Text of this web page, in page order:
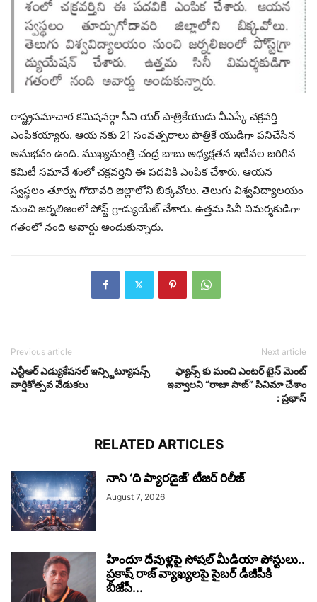
రాష్ట్రసమాచార కమిషనర్గా సీని యర్ పాత్రికేయుడు వీఎస్కే చక్రవర్తి
ఎంపికయ్యారు. ఆయ నకు 21 సంవత్సరాలు పాత్రికే యుడిగా పనిచేసిన
అనుభవం ఉంది. ముఖ్యమంత్రి చంద్ర బాబు అధ్యక్షతన ఇటీవల జరిగిన
కమిటీ సమావే శంలో చక్రవర్తిని ఈ పదవికి ఎంపిక చేశారు. ఆయన
స్వస్థలం తూర్పు గోదావరి జిల్లాలోని బిక్కవోలు. తెలుగు విశ్వవిద్యాలయం
నుంచి జర్నలిజంలో పోస్ట్ గ్రాడ్యుయేట్ చేశారు. ఉత్తమ సినీ విమర్శకుడిగా
గతంలో నంది అవార్డు అందుకున్నారు.
Previous article
ఎన్టీఆర్ ఎడ్యుకేషనల్ ఇన్స్టిట్యూషన్స్
వార్షికోత్సవ వేడుకలు
Next article
ఫ్యాన్స్ కు మంచి ఎంటర్ టైన్ మెంట్
ఇవ్వాలని “రాజా సాబ్” సినిమా చేశాం
: ప్రభాస్
RELATED ARTICLES
నాని ‘ది ప్యారడైజ్’ టీజర్‌ రిలీజ్
August 7, 2026
హిందూ దేవుళ్లపై సోషల్ మీడియా పోస్టులు..
ప్రకాష్ రాజ్ వ్యాఖ్యలపై సైబర్ డీజీపీకి
బీజేపీ...